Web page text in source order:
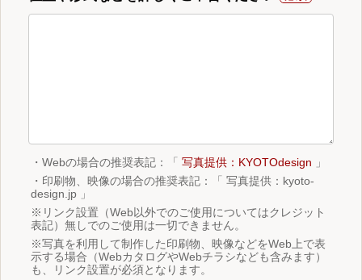
・Webの場合の推奨表記：「 写真提供：KYOTOdesign 」
・印刷物、映像の場合の推奨表記：「 写真提供：kyoto-
design.jp 」
※リンク設置（Web以外でのご使用についてはクレジット
表記）無しでのご使用は一切できません。
※写真を利用して制作した印刷物、映像などをWeb上で表
示する場合（WebカタログやWebチラシなども含みます）
も、リンク設置が必須となります。